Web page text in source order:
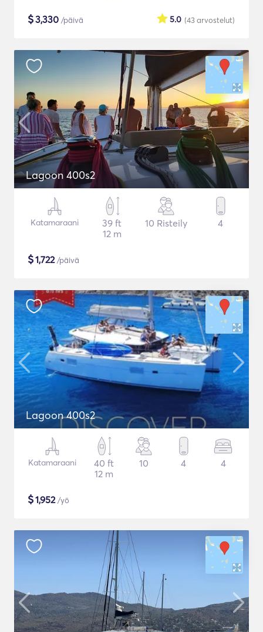
$3,330 /päivä (43arvostelut)
5.0
Lagoon 400s2
Katamaraani
39 ft
12 m
10 Risteily 4
$1,722/päivä
Lagoon 400s2
Katamaraani
40 ft
12 m
10 4 4
$1,952/yö